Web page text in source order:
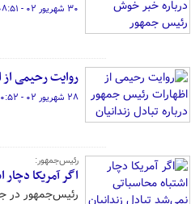
۳۰ شهریور ۰۲ - ۰۸:۵۱
روایت رحیمی از
۲۸ شهریور ۰۲ - ۰۰:۵۲
رئیس‌جمهور:
اگر آمریکا
رئیس‌جمهور در